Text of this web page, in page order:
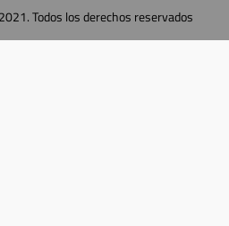
Todos los derechos reservados